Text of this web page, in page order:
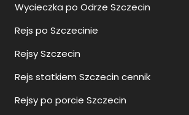
Wycieczka po Odrze Szczecin
Rejs po Szczecinie
Rejsy Szczecin
Rejs statkiem Szczecin cennik
Rejsy po porcie Szczecin